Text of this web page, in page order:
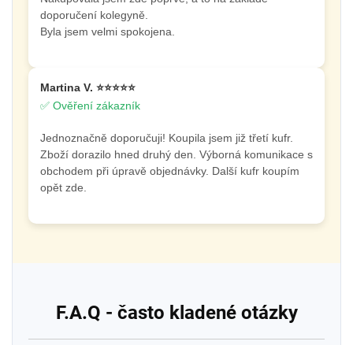
doporučení kolegyně.
Byla jsem velmi spokojena.
Martina V. ⭐⭐⭐⭐⭐
✅ Ověření zákazník
Jednoznačně doporučuji! Koupila jsem již třetí kufr.
Zboží dorazilo hned druhý den. Výborná komunikace s
obchodem při úpravě objednávky. Další kufr koupím
opět zde.
F.A.Q - často kladené otázky